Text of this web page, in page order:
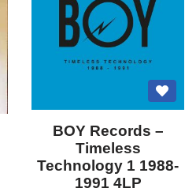
BOY Records –
Timeless
Technology 1 1988-
1991 4LP